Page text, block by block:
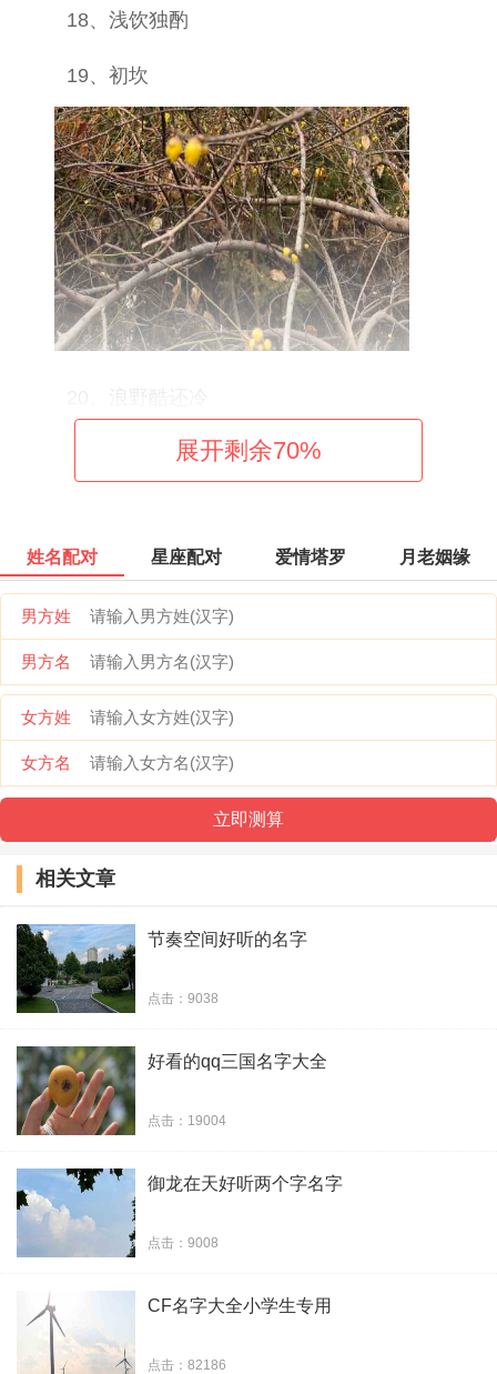
18、浅饮独酌
19、初坎
21、对自己说声抱歉
23、小猫舔雪糕
24、打翻委屈
25、爷的姿态你学不来
26、多情游荡
27、带妹上王者
28、苏柔
30、牧云
31、任语阡
32、猫忘了鱼尾纱゜
33、短发萌宝i
34、和你躲猫猫
35、月光终成沙漠*
36、细语凝香
37、残缺の美丽
展开剩余70%
姓名配对 星座配对 爱情塔罗 月老姻缘
男方姓
男方名
女方姓
女方名
相关文章
节奏空间好听的名字
点击：9038
好看的qq三国名字大全
点击：19004
御龙在天好听两个字名字
点击：9008
CF名字大全小学生专用
点击：82186